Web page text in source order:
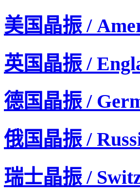
美国晶振 /
英国晶振 /
德国晶振 /
俄国晶振 /
瑞士晶振 /